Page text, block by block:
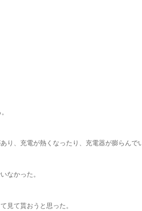
り、充電が熱くなったり、充電器が膨らんで
なかった。
見て貰おうと思った。